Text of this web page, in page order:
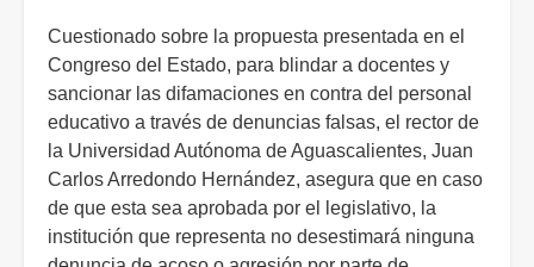
ciudad
Cuestionado sobre la propuesta presentada en el
Congreso del Estado, para blindar a docentes y
sancionar las difamaciones en contra del personal
educativo a través de denuncias falsas, el rector de
la Universidad Autónoma de Aguascalientes, Juan
Carlos Arredondo Hernández, asegura que en caso
de que esta sea aprobada por el legislativo, la
institución que representa no desestimará ninguna